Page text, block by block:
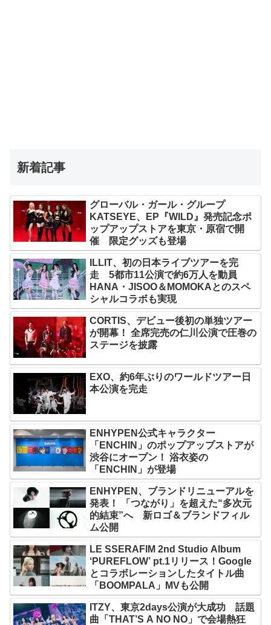
新着記事
グローバル・ガール・グループ
KATSEYE、EP『WILD』発売記念ポ
ップアップストアを東京・原宿で開
催 限定グッズも登場
ILLIT、初の日本ライブツアーを完
走 5都市11公演で約6万人を動員
HANA・JISOO＆MOMOKAとのスペ
シャルコラボも実現
CORTIS、デビュー後初の単独ツアー
が開幕！ 全席完売の仁川公演で圧巻の
ステージを披露
EXO、約6年ぶりのワールドツアー日
本公演を完走
ENHYPEN公式キャラクター
「ENCHIN」のポップアップストアが
渋谷にオープン！ 浴衣姿の
「ENCHIN」が登場
ENHYPEN、ブランドリニューアルを
発表！ 「つながり」を超えた“多次元
的結束”へ 新ロゴ＆ブランドフィル
ム公開
LE SSERAFIM 2nd Studio Album
‘PUREFLOW’ pt.1リリース！Google
とコラボレーションしたタイトル曲
「BOOMPALA」MVも公開
ITZY、東京2days公演が大成功 話題
曲「THAT’S A NO NO」で会場熱狂